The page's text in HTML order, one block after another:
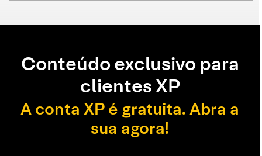
Conteúdo exclusivo para
clientes XP
A conta XP é gratuita. Abra a
sua agora!